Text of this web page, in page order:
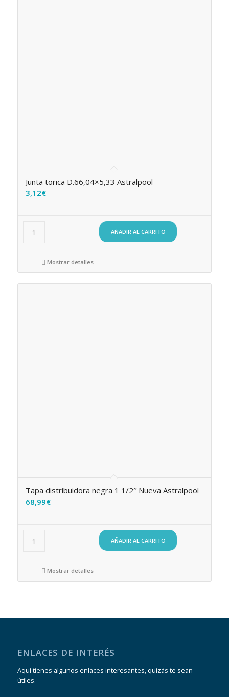
Junta torica D.66,04×5,33 Astralpool
3,12€
AÑADIR AL CARRITO
Mostrar detalles
Tapa distribuidora negra 1 1/2″ Nueva Astralpool
68,99€
AÑADIR AL CARRITO
Mostrar detalles
ENLACES DE INTERÉS
Aquí tienes algunos enlaces interesantes, quizás te sean
útiles.